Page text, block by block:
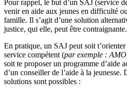
Pour rappel, le but d’un SAJ (service
venir en aide aux jeunes en difficulté
famille. Il s’agit d’une solution
justice, qui elle, peut être contraignante.
En pratique, un SAJ peut soit
service compétent (par exemple :
soit te proposer un programme d’aide
d’un conseiller de l’aide à la jeunesse.
solutions sont possibles :